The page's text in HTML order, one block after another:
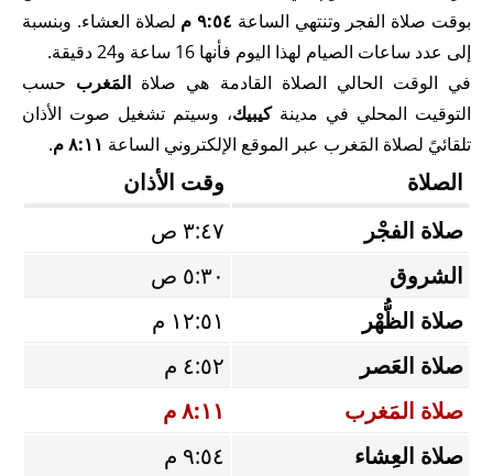
بوقت صلاة الفجر وتنتهي الساعة ٩:٥٤ م
لصلاة العشاء. وبنسبة
إلى عدد ساعات الصيام لهذا اليوم فأنها 16 ساعة و24 دقيقة.
في الوقت الحالي الصلاة القادمة هي صلاة المَغرب حسب
التوقيت المحلي في مدينةكيبيك، وسيتم تشغيل صوت الأذان
تلقائيً لصلاة المَغرب عبر الموقع الإلكتروني الساعة ٨:١١ م .
الصلاة
وقت الأذان
صلاة الفجْر
٣:٤٧ ص
الشروق
٥:٣٠ ص
صلاة الظُّهْر
١٢:٥١ م
صلاة العَصر
٤:٥٢ م
صلاة المَغرب
٨:١١ م
صلاة العِشاء
٩:٥٤ م